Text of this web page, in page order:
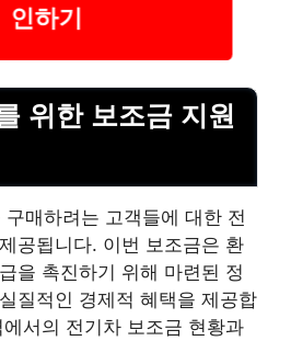
인하기
위한 보조금 지원
매하려는 고객들에 대한 전
공됩니다. 이번 보조금은 환
을 촉진하기 위해 마련된 정
질적인 경제적 혜택을 제공합
서의 전기차 보조금 현황과